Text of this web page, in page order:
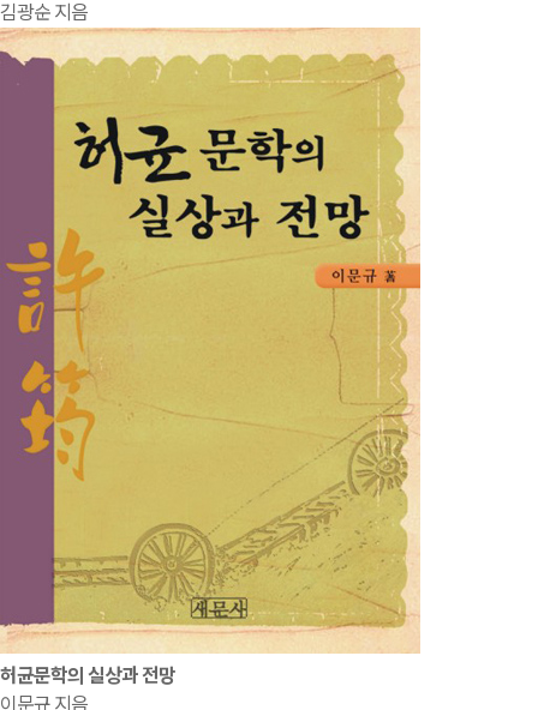
김광순 지음
허균문학의 실상과 전망
이문규 지음